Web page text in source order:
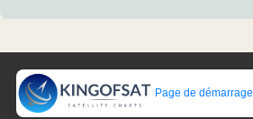
Page de démarrage